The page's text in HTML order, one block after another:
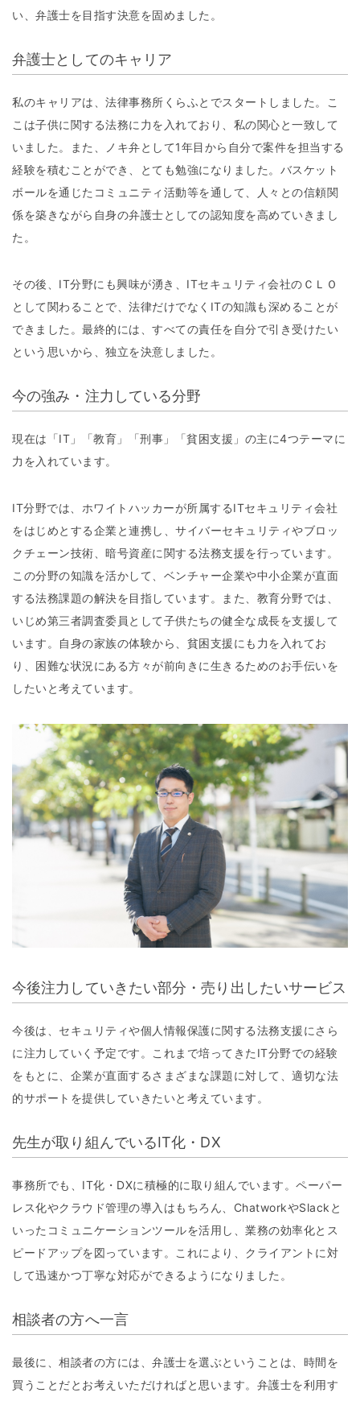
い、弁護士を目指す決意を固めました。
弁護士としてのキャリア
私のキャリアは、法律事務所くらふとでスタートしました。こ
こは子供に関する法務に力を入れており、私の関心と一致して
いました。また、ノキ弁として1年目から自分で案件を担当する
経験を積むことができ、とても勉強になりました。バスケット
ボールを通じたコミュニティ活動等を通して、人々との信頼関
係を築きながら自身の弁護士としての認知度を高めていきまし
た。
その後、IT分野にも興味が湧き、ITセキュリティ会社のＣＬＯ
として関わることで、法律だけでなくITの知識も深めることが
できました。最終的には、すべての責任を自分で引き受けたい
という思いから、独立を決意しました。
今の強み・注力している分野
現在は「IT」「教育」「刑事」「貧困支援」の主に4つテーマに
力を入れています。
IT分野では、ホワイトハッカーが所属するITセキュリティ会社
をはじめとする企業と連携し、サイバーセキュリティやブロッ
クチェーン技術、暗号資産に関する法務支援を行っています。
この分野の知識を活かして、ベンチャー企業や中小企業が直面
する法務課題の解決を目指しています。また、教育分野では、
いじめ第三者調査委員として子供たちの健全な成長を支援して
います。自身の家族の体験から、貧困支援にも力を入れてお
り、困難な状況にある方々が前向きに生きるためのお手伝いを
したいと考えています。
今後注力していきたい部分・売り出したいサービス
今後は、セキュリティや個人情報保護に関する法務支援にさら
に注力していく予定です。これまで培ってきたIT分野での経験
をもとに、企業が直面するさまざまな課題に対して、適切な法
的サポートを提供していきたいと考えています。
先生が取り組んでいるIT化・DX
事務所でも、IT化・DXに積極的に取り組んでいます。ペーパー
レス化やクラウド管理の導入はもちろん、ChatworkやSlackと
いったコミュニケーションツールを活用し、業務の効率化とス
ピードアップを図っています。これにより、クライアントに対
して迅速かつ丁寧な対応ができるようになりました。
相談者の方へ一言
最後に、相談者の方には、弁護士を選ぶということは、時間を
買うことだとお考えいただければと思います。弁護士を利用す